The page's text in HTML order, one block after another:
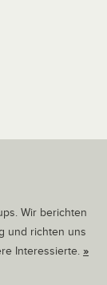
Wir berichten
und richten uns
Interessierte. »